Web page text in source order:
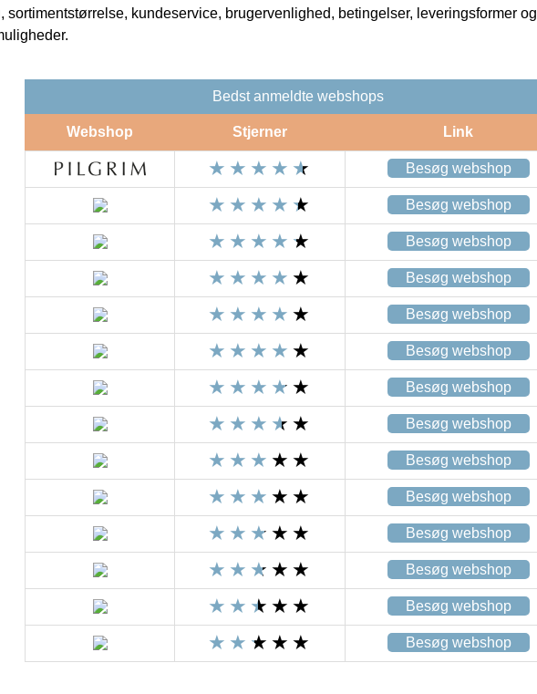
sortimentstørrelse, kundeservice, brugervenlighed, betingelser, leveringsformer og
Bedst anmeldte webshops
Webshop Stjerner Link
Besøg webshop
Besøg webshop
Besøg webshop
Besøg webshop
Besøg webshop
Besøg webshop
Besøg webshop
Besøg webshop
Besøg webshop
Besøg webshop
Besøg webshop
Besøg webshop
Besøg webshop
Besøg webshop